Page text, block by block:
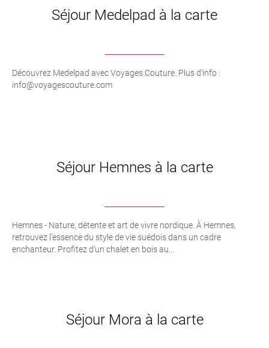
Séjour Medelpad à la carte
Découvrez Medelpad avec Voyages Couture. Plus d’info :
info@voyagescouture.com
Séjour Hemnes à la carte
Hemnes - Nature, détente et art de vivre nordique. À Hemnes,
retrouvez l’essence du style de vie suédois dans un cadre
enchanteur. Profitez d’un chalet en bois au...
Séjour Mora à la carte